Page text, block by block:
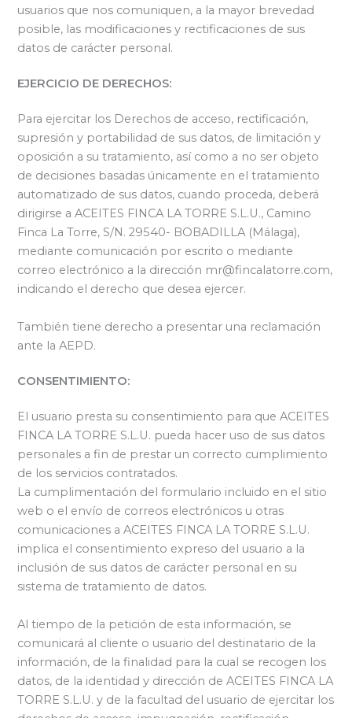
usuarios que nos comuniquen, a la mayor brevedad
posible, las modificaciones y rectificaciones de sus
datos de carácter personal.
EJERCICIO DE DERECHOS:
Para ejercitar los Derechos de acceso, rectificación,
supresión y portabilidad de sus datos, de limitación y
oposición a su tratamiento, así como a no ser objeto
de decisiones basadas únicamente en el tratamiento
automatizado de sus datos, cuando proceda, deberá
dirigirse a ACEITES FINCA LA TORRE S.L.U., Camino
Finca La Torre, S/N. 29540- BOBADILLA (Málaga),
mediante comunicación por escrito o mediante
correo electrónico a la dirección mr@fincalatorre.com,
indicando el derecho que desea ejercer.
También tiene derecho a presentar una reclamación
ante la AEPD.
CONSENTIMIENTO:
El usuario presta su consentimiento para que ACEITES
FINCA LA TORRE S.L.U. pueda hacer uso de sus datos
personales a fin de prestar un correcto cumplimiento
de los servicios contratados.
La cumplimentación del formulario incluido en el sitio
web o el envío de correos electrónicos u otras
comunicaciones a ACEITES FINCA LA TORRE S.L.U.
implica el consentimiento expreso del usuario a la
inclusión de sus datos de carácter personal en su
sistema de tratamiento de datos.
Al tiempo de la petición de esta información, se
comunicará al cliente o usuario del destinatario de la
información, de la finalidad para la cual se recogen los
datos, de la identidad y dirección de ACEITES FINCA LA
TORRE S.L.U. y de la facultad del usuario de ejercitar los